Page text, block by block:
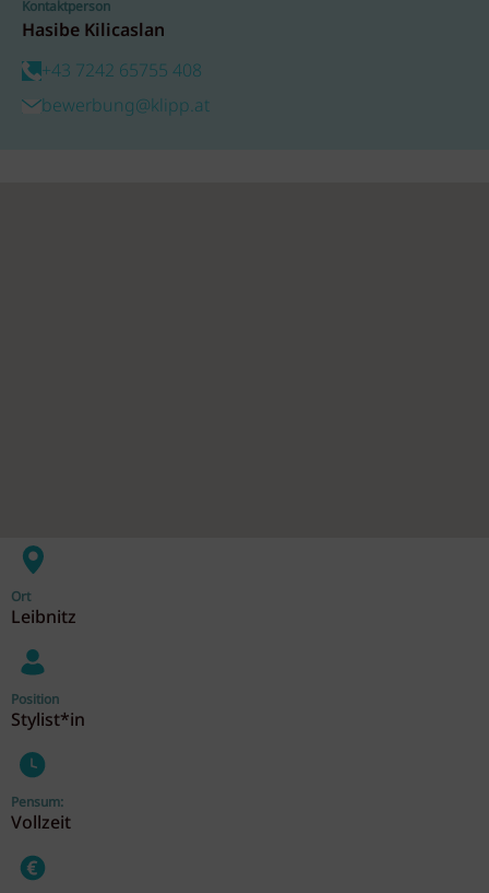
Kontaktperson
Hasibe Kilicaslan
+43 7242 65755 408
bewerbung@klipp.at
Ort
Leibnitz
Position
Stylist*in
Pensum:
Vollzeit